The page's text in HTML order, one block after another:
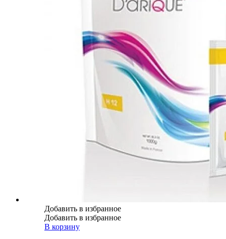
Добавить в избранное
Добавить в избранное
В корзину